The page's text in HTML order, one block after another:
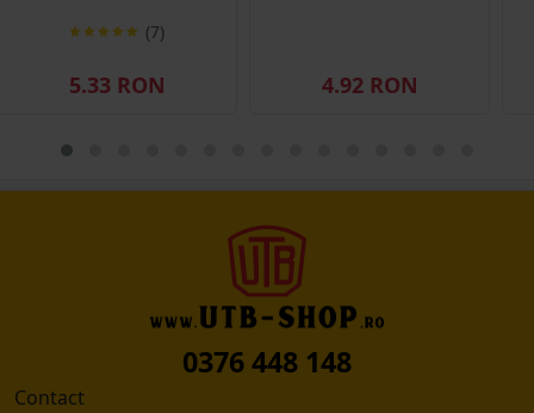
(7)
5.33 RON 4.92 RON
0376 448 148
Contact